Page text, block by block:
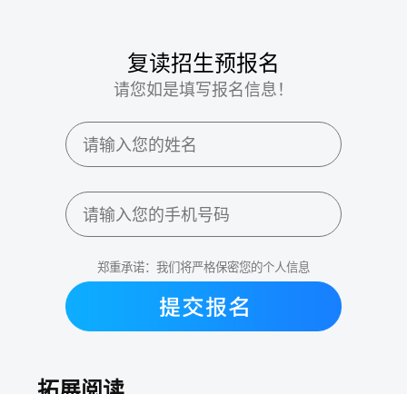
复读招生预报名
请您如是填写报名信息！
郑重承诺：我们将严格保密您的个人信息